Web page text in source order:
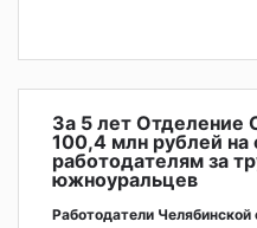
За 5 лет Отделение
100,4 млн рублей на
работодателям за
южноуральцев
Работодатели Челябинской